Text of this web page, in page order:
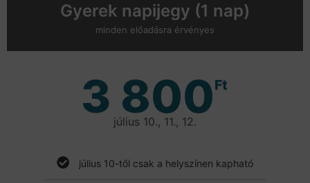
Gyerek napijegy (1 nap)
minden előadásra érvényes
3 800Ft
július 10., 11., 12.
július 10-től csak a helyszínen kapható